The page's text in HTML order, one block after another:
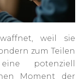
weil sie
zum Teilen
potenziell
Moment der